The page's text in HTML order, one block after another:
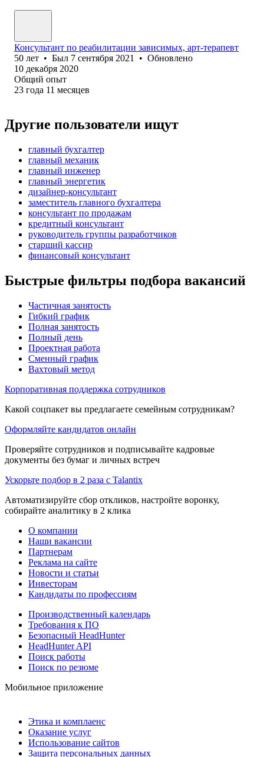
Консультант по реабилитации зависимых, арт-терапевт
50 лет • Был 7 сентября 2021 • Обновлено
10 декабря 2020
Общий опыт
23 года 11 месяцев
Другие пользователи ищут
главный бухгалтер
главный механик
главный инженер
главный энергетик
дизайнер-консультант
заместитель главного бухгалтера
консультант по продажам
кредитный консультант
руководитель группы разработчиков
старший кассир
финансовый консультант
Быстрые фильтры подбора вакансий
Частичная занятость
Гибкий график
Полная занятость
Полный день
Проектная работа
Сменный график
Вахтовый метод
Корпоративная поддержка сотрудников
Какой соцпакет вы предлагаете семейным сотрудникам?
Оформляйте кандидатов онлайн
Проверяйте сотрудников и подписывайте кадровые
документы без бумаг и личных встреч
Ускорьте подбор в 2 раза с Talantix
Автоматизируйте сбор откликов, настройте воронку,
собирайте аналитику в 2 клика
О компании
Наши вакансии
Партнерам
Реклама на сайте
Новости и статьи
Инвесторам
Кандидаты по профессиям
Производственный календарь
Требования к ПО
Безопасный HeadHunter
HeadHunter API
Поиск работы
Поиск по резюме
Мобильное приложение
Этика и комплаенс
Оказание услуг
Использование сайтов
Защита персональных данных